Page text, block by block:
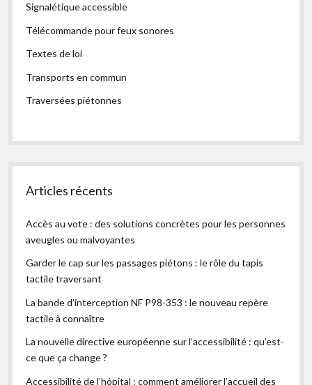
Signalétique accessible
Télécommande pour feux sonores
Textes de loi
Transports en commun
Traversées piétonnes
Articles récents
Accès au vote : des solutions concrètes pour les personnes
aveugles ou malvoyantes
Garder le cap sur les passages piétons : le rôle du tapis
tactile traversant
La bande d’interception NF P98-353 : le nouveau repère
tactile à connaître
La nouvelle directive européenne sur l’accessibilité : qu’est-
ce que ça change ?
Accessibilité de l’hôpital : comment améliorer l’accueil des